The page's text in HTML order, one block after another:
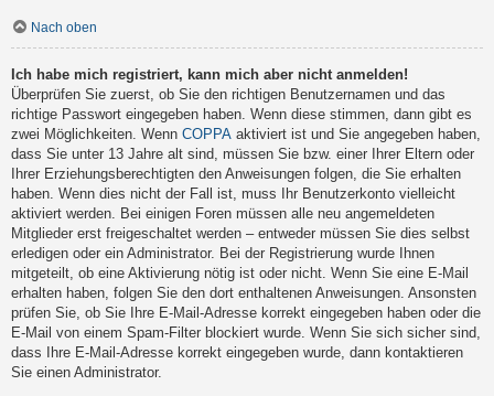
Nach oben
Ich habe mich registriert, kann mich aber nicht anmelden!
Überprüfen Sie zuerst, ob Sie den richtigen Benutzernamen und das
richtige Passwort eingegeben haben. Wenn diese stimmen, dann gibt es
zwei Möglichkeiten. Wenn COPPA aktiviert ist und Sie angegeben haben,
dass Sie unter 13 Jahre alt sind, müssen Sie bzw. einer Ihrer Eltern oder
Ihrer Erziehungsberechtigten den Anweisungen folgen, die Sie erhalten
haben. Wenn dies nicht der Fall ist, muss Ihr Benutzerkonto vielleicht
aktiviert werden. Bei einigen Foren müssen alle neu angemeldeten
Mitglieder erst freigeschaltet werden – entweder müssen Sie dies selbst
erledigen oder ein Administrator. Bei der Registrierung wurde Ihnen
mitgeteilt, ob eine Aktivierung nötig ist oder nicht. Wenn Sie eine E-Mail
erhalten haben, folgen Sie den dort enthaltenen Anweisungen. Ansonsten
prüfen Sie, ob Sie Ihre E-Mail-Adresse korrekt eingegeben haben oder die
E-Mail von einem Spam-Filter blockiert wurde. Wenn Sie sich sicher sind,
dass Ihre E-Mail-Adresse korrekt eingegeben wurde, dann kontaktieren
Sie einen Administrator.